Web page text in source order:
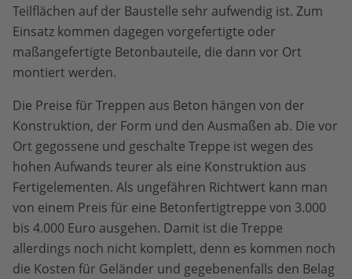
Teilflächen auf der Baustelle sehr aufwendig ist. Zum
Einsatz kommen dagegen vorgefertigte oder
maßangefertigte Betonbauteile, die dann vor Ort
montiert werden.
Die Preise für Treppen aus Beton hängen von der
Konstruktion, der Form und den Ausmaßen ab. Die vor
Ort gegossene und geschalte Treppe ist wegen des
hohen Aufwands teurer als eine Konstruktion aus
Fertigelementen. Als ungefähren Richtwert kann man
von einem Preis für eine Betonfertigtreppe von 3.000
bis 4.000 Euro ausgehen. Damit ist die Treppe
allerdings noch nicht komplett, denn es kommen noch
die Kosten für Geländer und gegebenenfalls den Belag